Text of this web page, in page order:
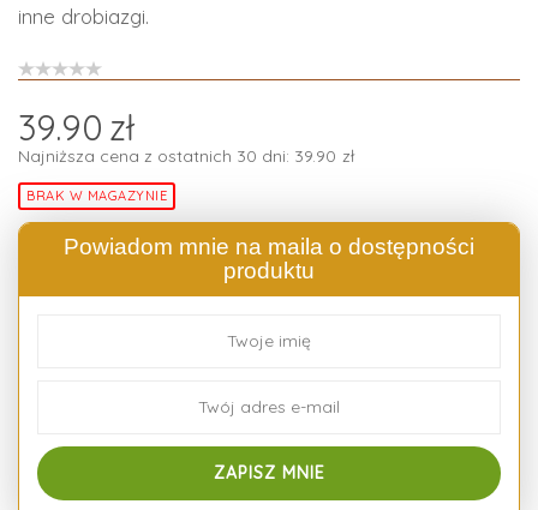
inne drobiazgi.
39.90 zł
Najniższa cena z ostatnich 30 dni: 39.90 zł
BRAK W MAGAZYNIE
Powiadom mnie na maila o dostępności
produktu